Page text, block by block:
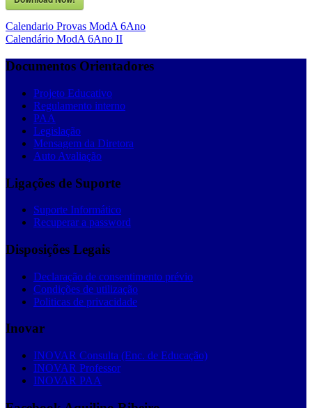
Navegação
de
artigos
Calendario Provas ModA 6Ano
Calendário ModA 6Ano II
Documentos Orientadores
Projeto Educativo
Regulamento interno
PAA
Legislação
Mensagem da Diretora
Auto Avaliação
Ligações de Suporte
Suporte Informático
Recuperar a password
Disposições Legais
Declaração de consentimento prévio
Condições de utilização
Politicas de privacidade
Inovar
INOVAR Consulta (Enc. de Educação)
INOVAR Professor
INOVAR PAA